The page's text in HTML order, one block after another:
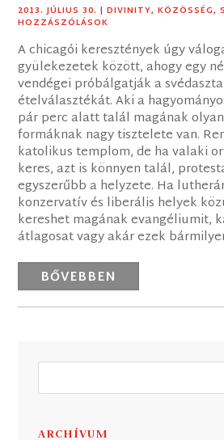
2013. JÚLIUS 30. |DIVINITY,KÖZÖSSÉG,
HOZZÁSZÓLÁSOK
A chicagói keresztények úgy
gyülekezetek között, ahogy egy
vendégei próbálgatják a
ételválasztékát. Aki a
pár perc alatt talál magának
formáknak nagy tisztelete van.
katolikus templom, de ha valaki
keres, azt is könnyen talál,
egyszerűbb a helyzete. Ha
konzervatív és liberális helyek
kereshet magának evangéliumit,
átlagosat vagy akár ezek
BŐVEBBEN
ARCHÍVUM